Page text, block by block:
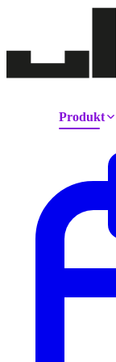
Produkt